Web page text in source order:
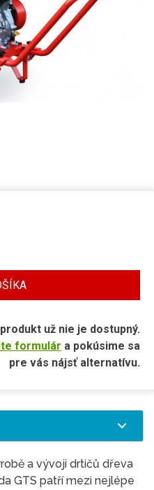
už nie je dostupný.
formulár a pokúsime sa
pre vás nájsť alternatívu.
a vývoji drtičů dřeva
GTS patří mezi nejlépe